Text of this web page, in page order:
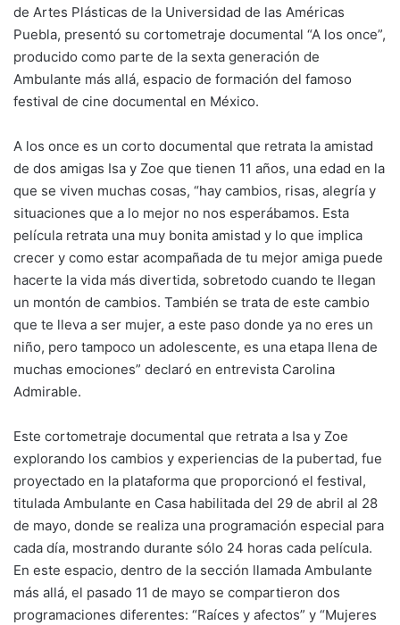
de Artes Plásticas de la Universidad de las Américas
Puebla, presentó su cortometraje documental “A los once”,
producido como parte de la sexta generación de
Ambulante más allá, espacio de formación del famoso
festival de cine documental en México.
A los once es un corto documental que retrata la amistad
de dos amigas Isa y Zoe que tienen 11 años, una edad en la
que se viven muchas cosas, “hay cambios, risas, alegría y
situaciones que a lo mejor no nos esperábamos. Esta
película retrata una muy bonita amistad y lo que implica
crecer y como estar acompañada de tu mejor amiga puede
hacerte la vida más divertida, sobretodo cuando te llegan
un montón de cambios. También se trata de este cambio
que te lleva a ser mujer, a este paso donde ya no eres un
niño, pero tampoco un adolescente, es una etapa llena de
muchas emociones” declaró en entrevista Carolina
Admirable.
Este cortometraje documental que retrata a Isa y Zoe
explorando los cambios y experiencias de la pubertad, fue
proyectado en la plataforma que proporcionó el festival,
titulada Ambulante en Casa habilitada del 29 de abril al 28
de mayo, donde se realiza una programación especial para
cada día, mostrando durante sólo 24 horas cada película.
En este espacio, dentro de la sección llamada Ambulante
más allá, el pasado 11 de mayo se compartieron dos
programaciones diferentes: “Raíces y afectos” y “Mujeres